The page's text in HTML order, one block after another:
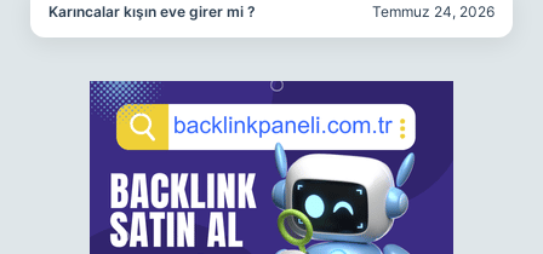
Karıncalar kışın eve girer mi ? Temmuz 24, 2026